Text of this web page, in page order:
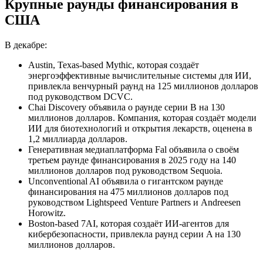
Крупные раунды финансирования в
США
В декабре:
Austin, Texas-based Mythic, которая создаёт
энергоэффективные вычислительные системы для ИИ,
привлекла венчурный раунд на 125 миллионов долларов
под руководством DCVC.
Chai Discovery объявила о раунде серии B на 130
миллионов долларов. Компания, которая создаёт модели
ИИ для биотехнологий и открытия лекарств, оценена в
1,2 миллиарда долларов.
Генеративная медиаплатформа Fal объявила о своём
третьем раунде финансирования в 2025 году на 140
миллионов долларов под руководством Sequoia.
Unconventional AI объявила о гигантском раунде
финансирования на 475 миллионов долларов под
руководством Lightspeed Venture Partners и Andreesen
Horowitz.
Boston-based 7AI, которая создаёт ИИ-агентов для
кибербезопасности, привлекла раунд серии A на 130
миллионов долларов.